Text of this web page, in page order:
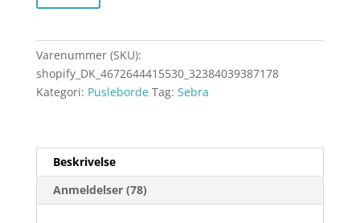
Varenummer (SKU):
shopify_DK_4672644415530_32384039387178
Kategori: Pusleborde Tag: Sebra
Beskrivelse
Anmeldelser (78)